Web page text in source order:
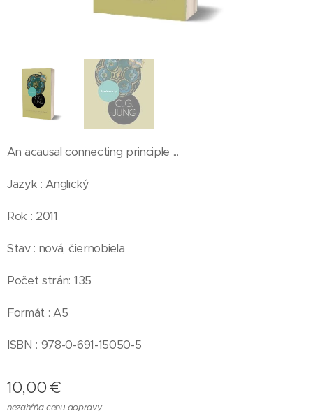
An acausal connecting principle ...
Jazyk : Anglický
Rok : 2011
Stav : nová, čiernobiela
Počet strán: 135
Formát : A5
ISBN : 978-0-691-15050-5
10,00 €
nezahŕňa cenu dopravy